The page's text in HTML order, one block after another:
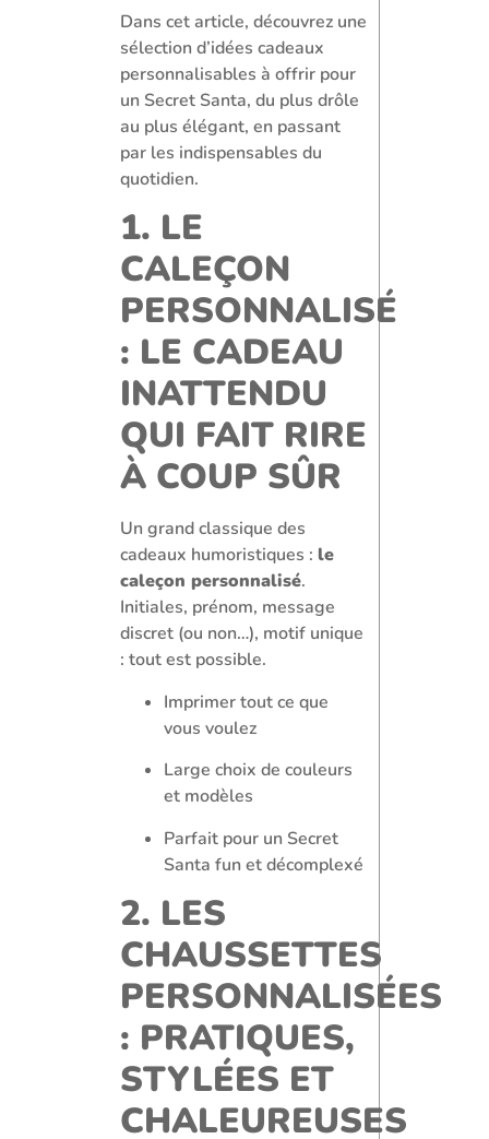
Dans cet article, découvrez une
sélection d’idées cadeaux
personnalisables à offrir pour
un Secret Santa, du plus drôle
au plus élégant, en passant
par les indispensables du
quotidien.
1. LE
CALEÇON
PERSONNALISÉ
: LE CADEAU
INATTENDU
QUI FAIT RIRE
À COUP SÛR
Un grand classique des
cadeaux humoristiques : le
caleçon personnalisé.
Initiales, prénom, message
discret (ou non…), motif unique
: tout est possible.
Imprimer tout ce que
vous voulez
Large choix de couleurs
et modèles
Parfait pour un Secret
Santa fun et décomplexé
2. LES
CHAUSSETTES
PERSONNALISÉES
: PRATIQUES,
STYLÉES ET
CHALEUREUSES